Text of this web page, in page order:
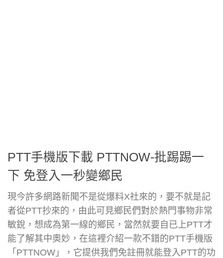
PTT手機版下載 PTTNOW-批踢踢一
下 免登入一秒變鄉民
現今許多網路新聞不是從爆料X社來的，要不就是記
者從PTT抄來的，由此可見鄉民們對於熱門事物非常
敏銳，想成為第一線的鄉民，當然就要自已上PTT才
能了解其中奧妙，在這裡介紹一款不錯的PTT手機版
「PTTNOW」，它提供我們免註冊就能登入PTT的功